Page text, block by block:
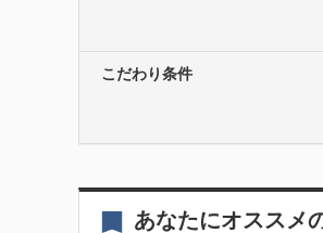
こだわり条件
あなたにオススメ